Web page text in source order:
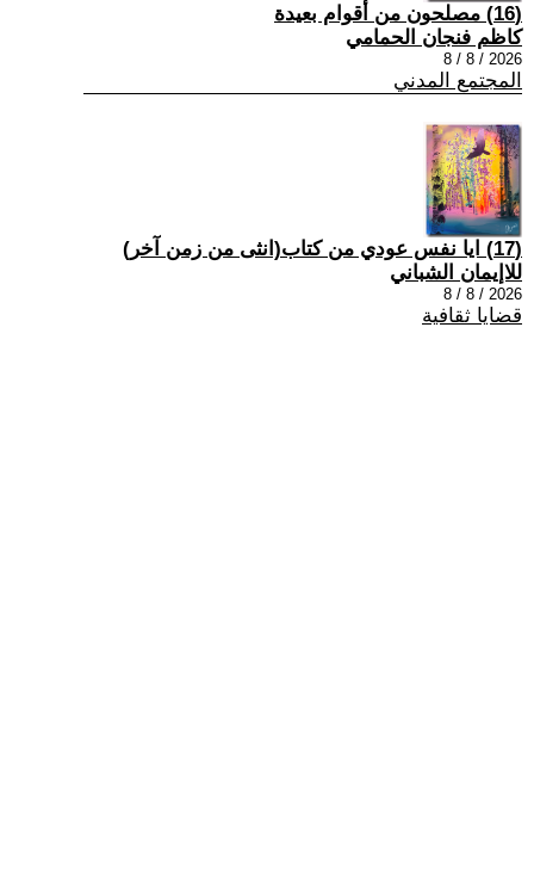
(16) مصلحون من أقوام بعيدة
كاظم فنجان الحمامي
2026 / 8 / 8
المجتمع المدني
(17) ايا نفس عودي من كتاب(انثى من زمن آخر)
للاإيمان الشباني
2026 / 8 / 8
قضايا ثقافية